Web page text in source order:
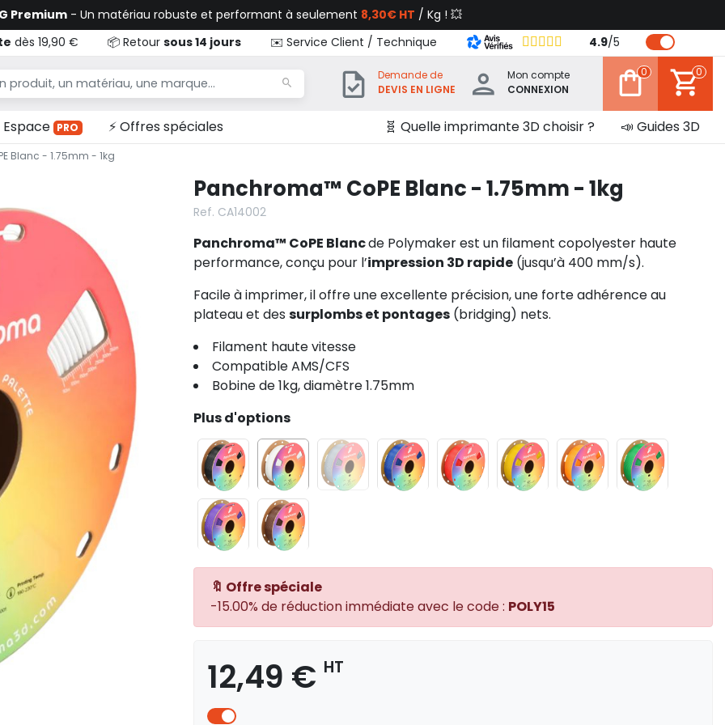
Premium - Un matériau robuste et performant à seulement 8,30€ HT / Kg ! 💥
dès 19,90 € 📦 Retour sous 14 jours ✉️ Service Client / Technique 4.9/5
Demande de
DEVIS EN LIGNE
Mon compte
CONNEXION
0 0
Espace PRO ⚡ Offres spéciales 🧬 Quelle imprimante 3D choisir ? 📣 Guides 3D
Blanc - 1.75mm - 1kg
Panchroma™ CoPE Blanc - 1.75mm - 1kg
Ref. CA14002
Panchroma™ CoPE Blancde Polymaker est un filament copolyester haute
performance, conçu pour l’impression 3D rapide (jusqu’à 400 mm/s).
Facile à imprimer, il offre une excellente précision, une forte adhérence au
plateau et des surplombs et pontages (bridging) nets.
Filament haute vitesse
Compatible AMS/CFS
Bobine de 1kg, diamètre 1.75mm
Plus d'options
🔖 Offre spéciale
-15.00% de réduction immédiate avec le code : POLY15
12,49 € HT